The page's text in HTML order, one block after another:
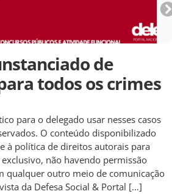
de
todos os crimes
para o delegado usar nesses casos
O conteúdo disponibilizado
à política de direitos autorais para
não havendo permissão
qualquer outro meio de comunicação
da Defesa Social & Portal […]